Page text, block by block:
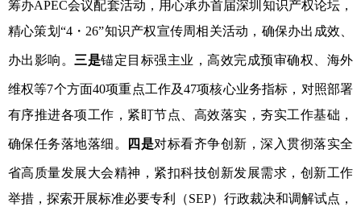
筹办APEC会议配套活动，用心承办首届深圳知识产权论坛，
精心策划“4・26”知识产权宣传周相关活动，确保办出成效、
办出影响。 三是锚定目标强主业，高效完成预审确权、海外
维权等7个方面40项重点工作及47项核心业务指标，对照部署
有序推进各项工作，紧盯节点、高效落实，夯实工作基础，
确保任务落地落细。 四是对标看齐争创新，深入贯彻落实全
省高质量发展大会精神，紧扣科技创新发展需求，创新工作
举措，探索开展标准必要专利（SEP）行政裁决和调解试点，